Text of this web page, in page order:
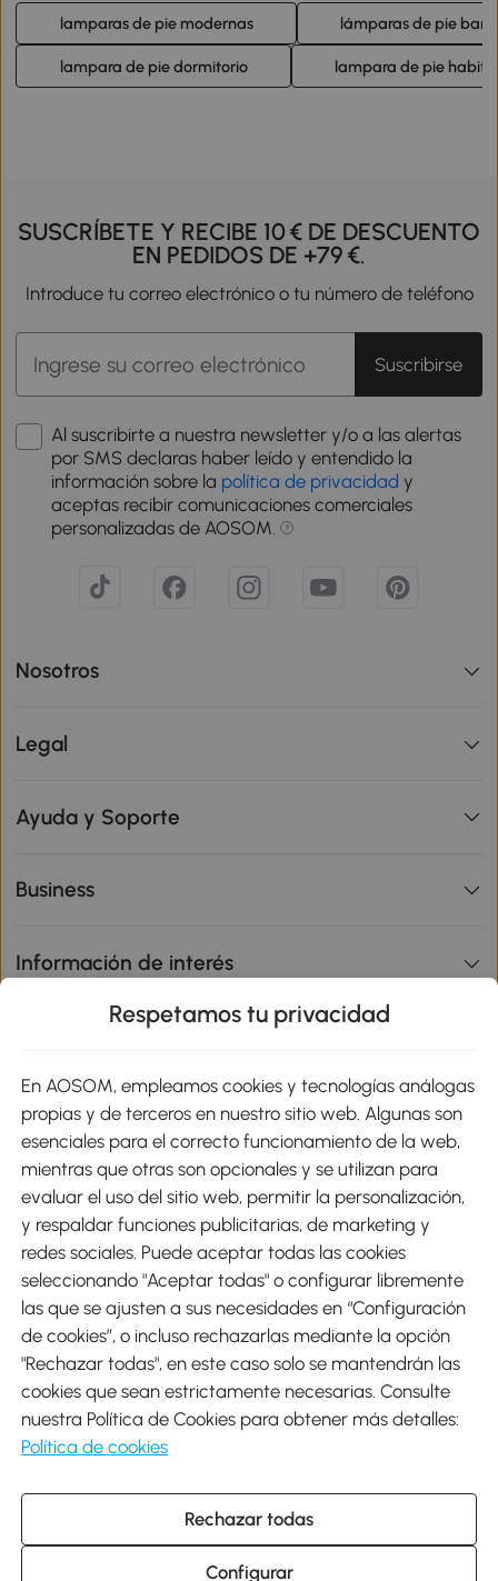
lamparas de pie modernas lámparas de pie
lampara de pie dormitorio lampara de pie
SUSCRÍBETE Y RECIBE 10 € DE DESCUENTO
EN PEDIDOS DE +79 €.
Introduce tu correo electrónico o tu número de teléfono
Suscribirse
Al suscribirte a nuestra newsletter y/o a las alertas
por SMS declaras haber leído y entendido la
información sobre la política de privacidad y
aceptas recibir comunicaciones comerciales
personalizadas de AOSOM.
Nosotros
Legal
Ayuda y Soporte
Business
Información de interés
Métodos de Pago
Envíos
Descargar Aosom App
Google Play
931 29 45 12 (L-V de 8:30 a 17:30h)
atencioncliente@aosom.es
C/ Roc Gros, nº 15. 08550 Els Hostalets de Balenyà (Barcelona),
Respetamos tu privacidad
En AOSOM, empleamos cookies y tecnologías análogas
propias y de terceros en nuestro sitio web. Algunas son
esenciales para el correcto funcionamiento de la web,
mientras que otras son opcionales y se utilizan para
evaluar el uso del sitio web, permitir la personalización,
y respaldar funciones publicitarias, de marketing y
redes sociales. Puede aceptar todas las cookies
seleccionando "Aceptar todas" o configurar libremente
las que se ajusten a sus necesidades en “Configuración
de cookies”, o incluso rechazarlas mediante la opción
"Rechazar todas", en este caso solo se mantendrán las
cookies que sean estrictamente necesarias. Consulte
nuestra Política de Cookies para obtener más detalles:
Política de cookies
Rechazar todas
Configurar